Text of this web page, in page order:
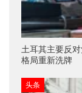
土耳其主要反
格局重新洗牌
头条